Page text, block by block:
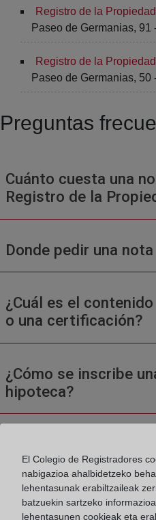
Registro de la
Paseo de Germanias, 91
Registro de la
Paseo de Germanias, 50
Preguntas
Cuánto cuesta una
Registro de la
Donde pedir una
¿Cuál es el
o una certificación?
¿Cómo se inscribe
hipoteca?
El Colegio de Registradores
nabigazioa ahalbidetzeko
lehentasunak erabiltzaileak
batzuekin sartzeko
lehentasunen cookieak eta